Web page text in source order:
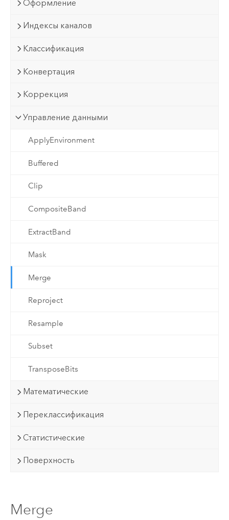
Оформление
Индексы каналов
Классификация
Конвертация
Коррекция
Управление данными
ApplyEnvironment
Buffered
Clip
CompositeBand
ExtractBand
Mask
Merge
Reproject
Resample
Subset
TransposeBits
Математические
Переклассификация
Статистические
Поверхность
Merge